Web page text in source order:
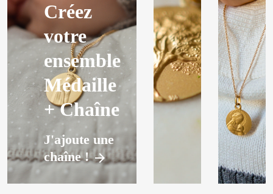
Créez
votre
ensemble
Médaille
+ Chaîne
J'ajoute une
chaîne !